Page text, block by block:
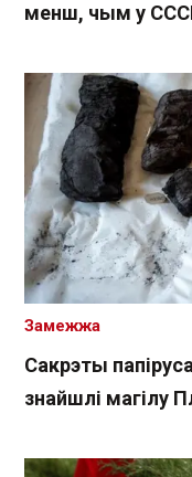
менш, чым у
Сакрэты
знайшлі магілу
Замежжа